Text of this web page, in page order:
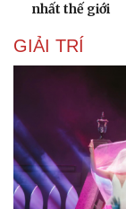
nhất thế giới
GIẢI TRÍ